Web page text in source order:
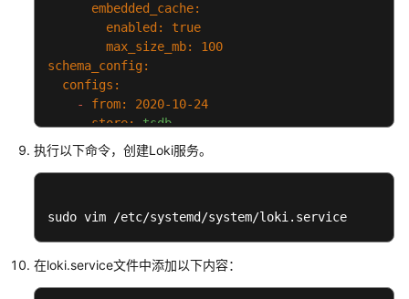
最
践
稳
实
践
embedded_cache:
enabled:
true
max_size_mb:
100
schema_config:
configs:
-
from:
2020-10-24
store:
tsdb
object_store:
schema:
period:
24h
alertmanager_url:
http://localhost:9093
执行以下命令，创建Loki服务。
sudo vim /etc/systemd/system/loki.service
在loki.service文件中添加以下内容：